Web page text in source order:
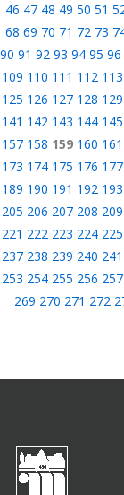
46 47 48 49 50 51
68 69 70 71 72 73
90 91 92 93 94 95 96
109 110 111 112 113
125 126 127 128 129
141 142 143 144 145
157 158 159 160 161
173 174 175 176 177
189 190 191 192 193
205 206 207 208 209
221 222 223 224 225
237 238 239 240 241
253 254 255 256 257
269 270 271 272